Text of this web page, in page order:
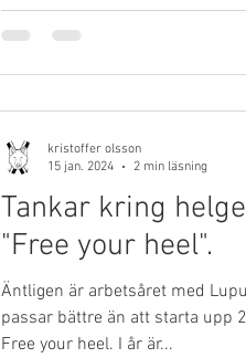
Tankar kring
"Free your heel".
Äntligen är arbetsåret med
passar bättre än att starta upp
Free your heel. I år är...
kristoffer olsson
15 jan. 2024
2 min läsning